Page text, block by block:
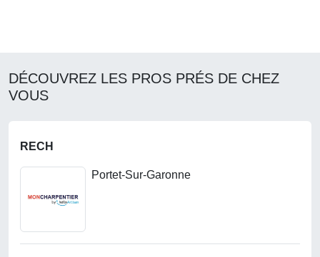
DÉCOUVREZ LES PROS PRÉS DE CHEZ
VOUS
RECH
Portet-Sur-Garonne